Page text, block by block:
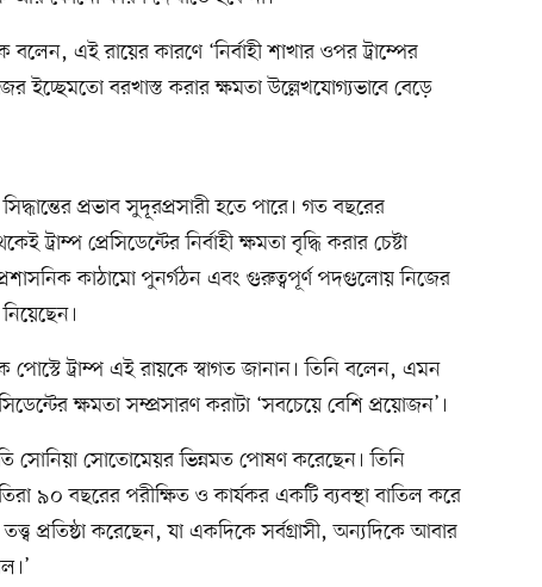
এই রায়ের কারণে ‘নির্বাহী শাখার ওপর ট্রাম্পের
ইচ্ছেমতো বরখাস্ত করার ক্ষমতা উল্লেখযোগ্যভাবে বেড়ে
প্রভাব সুদূরপ্রসারী হতে পারে। গত বছরের
ট্রাম্প প্রেসিডেন্টের নির্বাহী ক্ষমতা বৃদ্ধি করার চেষ্টা
প্রশাসনিক কাঠামো পুনর্গঠন এবং গুরুত্বপূর্ণ পদগুলোয় নিজের
ট্রাম্প এই রায়কে স্বাগত জানান। তিনি বলেন, এমন
ক্ষমতা সম্প্রসারণ করাটা ‘সবচেয়ে বেশি প্রয়োজন’।
সোনিয়া সোতোমেয়র ভিন্নমত পোষণ করেছেন। তিনি
৯০ বছরের পরীক্ষিত ও কার্যকর একটি ব্যবস্থা বাতিল করে
প্রতিষ্ঠা করেছেন, যা একদিকে সর্বগ্রাসী, অন্যদিকে আবার